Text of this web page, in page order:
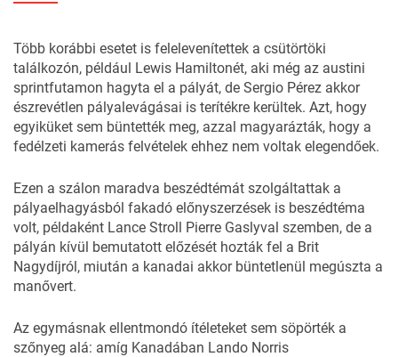
Több korábbi esetet is felelevenítettek a csütörtöki
találkozón, például Lewis Hamiltonét, aki még az austini
sprintfutamon hagyta el a pályát, de Sergio Pérez akkor
észrevétlen pályalevágásai is terítékre kerültek. Azt, hogy
egyiküket sem büntették meg, azzal magyarázták, hogy a
fedélzeti kamerás felvételek ehhez nem voltak elegendőek.
Ezen a szálon maradva beszédtémát szolgáltattak a
pályaelhagyásból fakadó előnyszerzések is beszédtéma
volt, példaként Lance Stroll Pierre Gaslyval szemben, de a
pályán kívül bemutatott előzését hozták fel a Brit
Nagydíjról, miután a kanadai akkor büntetlenül megúszta a
manővert.
Az egymásnak ellentmondó ítéleteket sem söpörték a
szőnyeg alá: amíg Kanadában Lando Norris